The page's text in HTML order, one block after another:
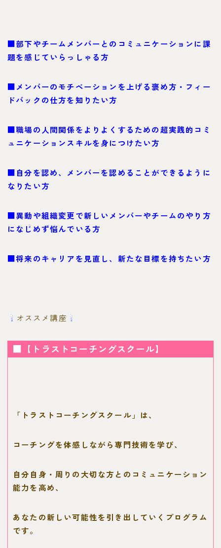
■部下やチームメンバーとのコミュニケーションに課
題を感じていらっしゃる方
■メンバーのモチベーションを上げる褒め方・フィー
ドバックの仕方を知りたい方
■職場の人間関係をよりよくするための超実践的コミ
ュニケーションスキルを身につけたい方
■自分を認め、メンバーを認めることができるように
なりたい方
■異動や組織変更で新しいメンバーやチームのやり方
になじめず悩んでいる方
■将来のキャリアを見直し、新たな目標を持ちたい方
オススメ講座
■【トラストコーチングスクール】
「トラストコーチングスクール」は、
コーチングを体感しながら専門技術を学び、
自分自身・周りの大切な方とのコミュニケーション
能力を高め、
あなたの新しい可能性を引き出していくプログラム
です。